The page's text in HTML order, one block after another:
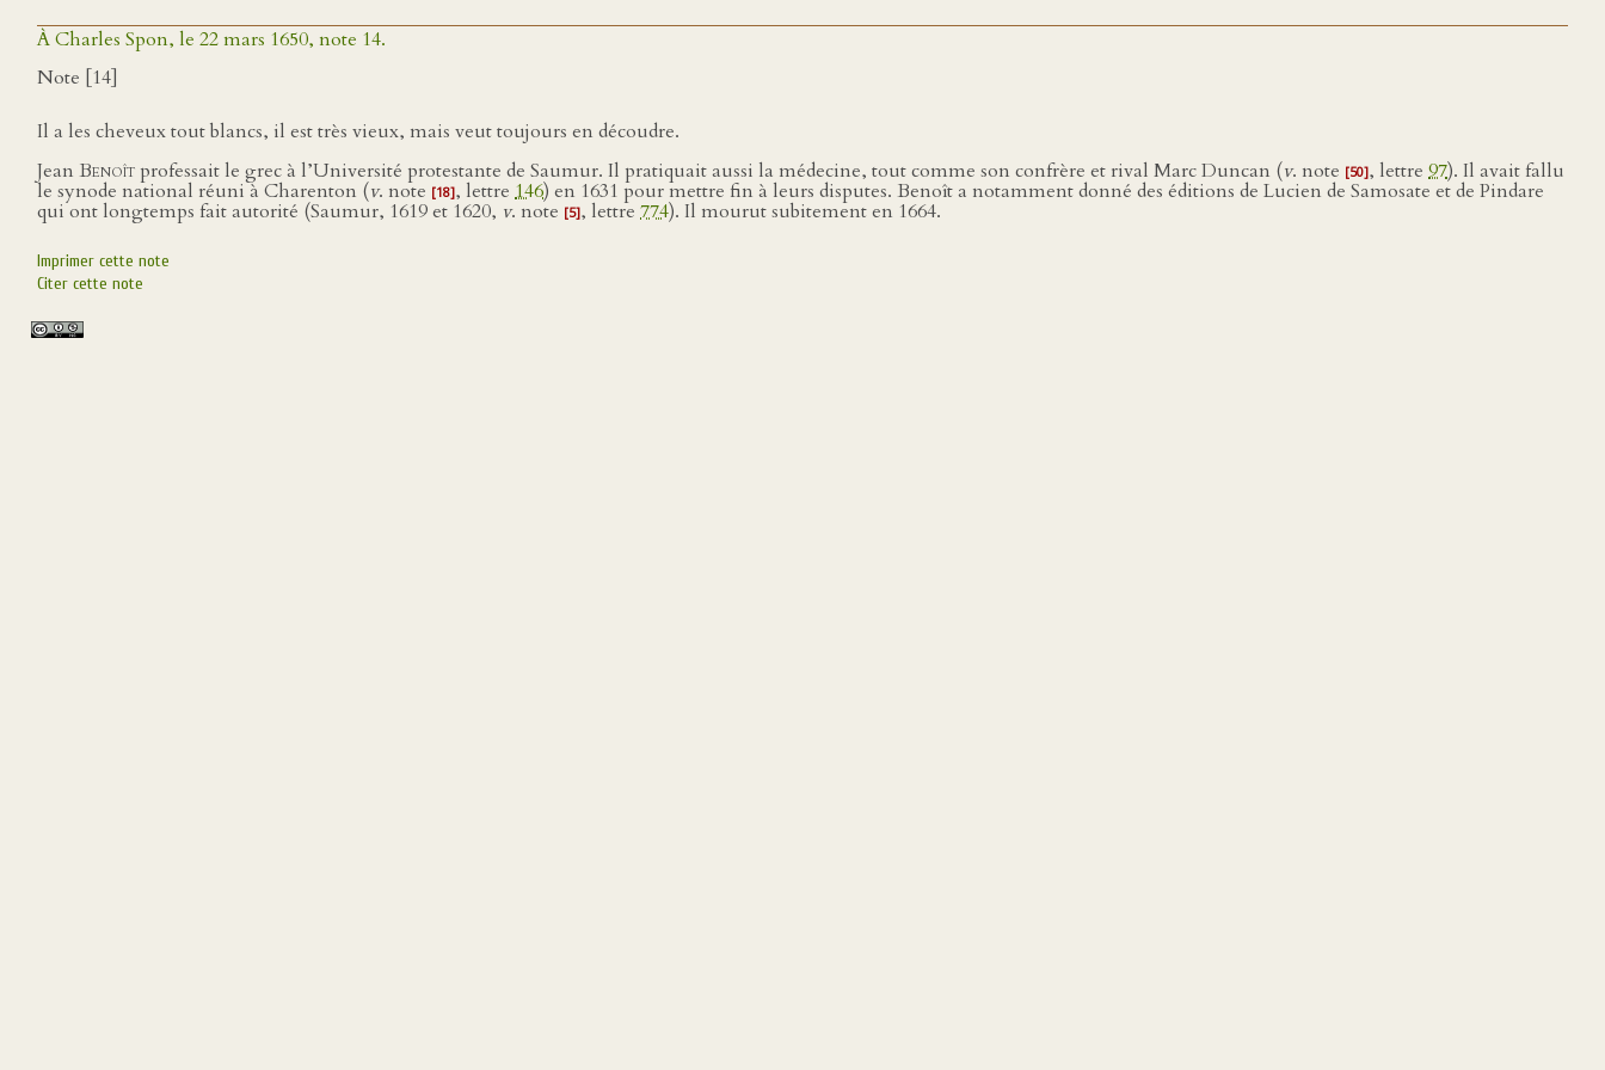
À Charles Spon, le 22 mars 1650, note 14.
Note [14]
Il a les cheveux tout blancs, il est très vieux, mais veut toujours en découdre.
Jean Benoîtprofessait le grec à l’Université protestante de Saumur. Il pratiquait aussi la médecine, tout comme son confrère et rival Marc Duncan (v. note [50], lettre 97). Il avait fallu
le synode national réuni à Charenton (v. note [18], lettre 146) en 1631 pour mettre fin à leurs disputes. Benoît a notamment donné des éditions de Lucien de Samosate et de Pindare
qui ont longtemps fait autorité (Saumur, 1619 et 1620, v. note [5], lettre 774). Il mourut subitement en 1664.
Imprimer cette note
Citer cette note